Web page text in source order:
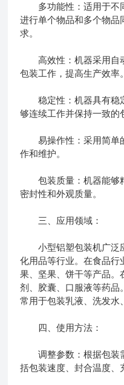
多功能性：适用于不
进行单个物品和多个物品
求。
高效性：机器采用自
包装工作，提高生产效率。
稳定性：机器具有稳
够连续工作并保持一致的
易操作性：采用简单
作和维护。
包装质量：机器能够
密封性和外观质量。
三、应用领域：
小型铝塑包装机广泛
化用品等行业。在食品行
果、坚果、饼干等产品。
剂、胶囊、口服液等药品
常用于包装乳液、洗发水
四、使用方法：
调整参数：根据包装
括包装速度、封合温度、